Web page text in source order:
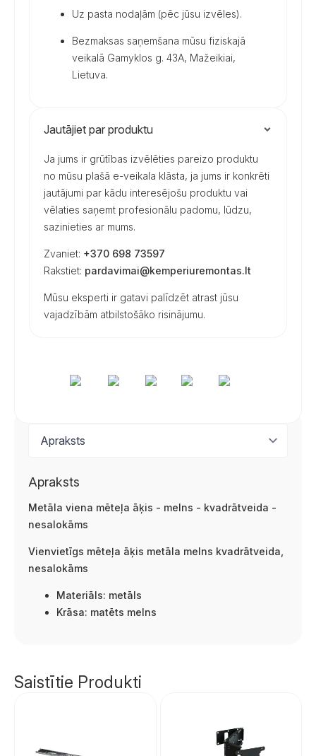
Uz pasta nodaļām (pēc jūsu izvēles).
Bezmaksas saņemšana mūsu fiziskajā
veikalā Gamyklos g. 43A, Mažeikiai,
Lietuva.
Jautājiet par produktu
Ja jums ir grūtības izvēlēties pareizo produktu
no mūsu plašā e-veikala klāsta, ja jums ir konkrēti
jautājumi par kādu interesējošu produktu vai
vēlaties saņemt profesionālu padomu, lūdzu,
sazinieties ar mums.
Zvaniet: +370 698 73597
Rakstiet: pardavimai@kemperiuremontas.lt
Mūsu eksperti ir gatavi palīdzēt atrast jūsu
vajadzībām atbilstošāko risinājumu.
Apraksts
Metāla viena mēteļa āķis - melns - kvadrātveida -
nesalokāms
Vienvietīgs mēteļa āķis metāla melns kvadrātveida,
nesalokāms
Materiāls: metāls
Krāsa: matēts melns
Saistītie Produkti